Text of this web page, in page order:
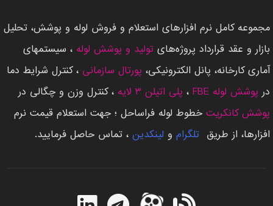
مجموعه کامل نرم افزارهای استعلام و فروش لوله و پوشش، تحلیل
بازار و عقد قرارداد پروژه‌های تولید و پوشش لوله ، سیستمهای
آماری کارخانه، پانل الکترونیکی، پورتال سازمانی ، کنترل شرایط دما
در پوشش لوله FBE ، پلی اتیلن ۳ لایه
، کنترل وزن و چگالی در
پوشش کانکریت خطوط لوله فراساحل ؛ جهت استعلام قیمت نرم
افزارها، از طریق ‌ تلگرام و لینکدین ، تماس حاصل فرمایید.